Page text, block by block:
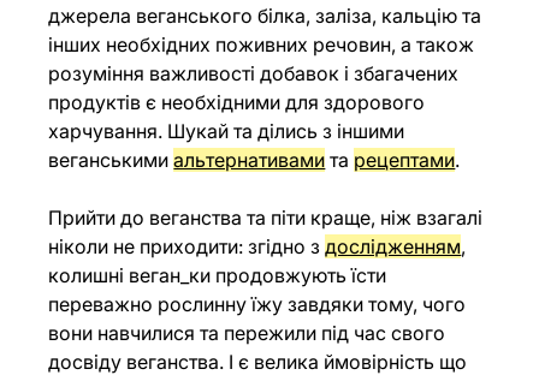
джерела веганського білка, заліза, кальцію та
інших необхідних поживних речовин, а також
розуміння важливості добавок і збагачених
продуктів є необхідними для здорового
харчування. Шукай та ділись з іншими
веганськими альтернативами та рецептами.
Прийти до веганства та піти краще, ніж взагалі
ніколи не приходити: згідно з дослідженням,
колишні веган_ки продовжують їсти
переважно рослинну їжу завдяки тому, чого
вони навчилися та пережили під час свого
досвіду веганства. І є велика ймовірність що